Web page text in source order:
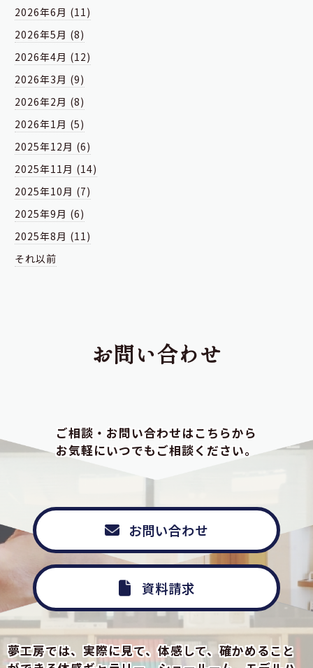
2026年6月 (11)
2026年5月 (8)
2026年4月 (12)
2026年3月 (9)
2026年2月 (8)
2026年1月 (5)
2025年12月 (6)
2025年11月 (14)
2025年10月 (7)
2025年9月 (6)
2025年8月 (11)
それ以前
お問い合わせ
ご相談・お問い合わせはこちらから
お気軽にいつでもご相談ください。
お問い合わせ
資料請求
夢工房では、実際に見て、体感して、確かめること